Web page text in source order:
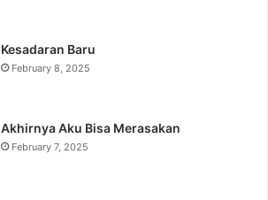
Kesadaran Baru
February 8, 2025
Akhirnya Aku Bisa Merasakan
February 7, 2025